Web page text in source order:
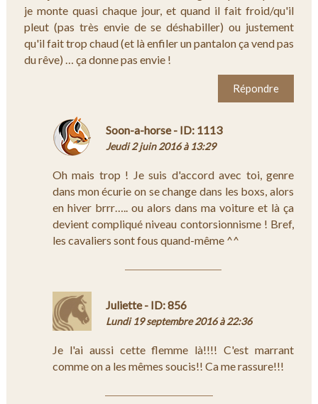
je monte quasi chaque jour, et quand il fait froid/qu'il
pleut (pas très envie de se déshabiller) ou justement
qu'il fait trop chaud (et là enfiler un pantalon ça vend pas
du rêve) … ça donne pas envie !
Répondre
Soon-a-horse - ID: 1113
Jeudi 2 juin 2016 à 13:29
Oh mais trop ! Je suis d'accord avec toi, genre
dans mon écurie on se change dans les boxs, alors
en hiver brrr….. ou alors dans ma voiture et là ça
devient compliqué niveau contorsionnisme ! Bref,
les cavaliers sont fous quand-même ^^
Juliette - ID: 856
Lundi 19 septembre 2016 à 22:36
Je l'ai aussi cette flemme là!!!! C'est marrant
comme on a les mêmes soucis!! Ca me rassure!!!